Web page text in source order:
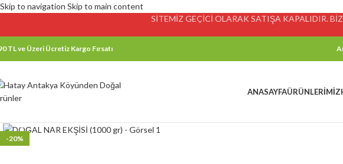
Skip to navigation Skip to main content
SİTEMİZ GEÇİCİ OLARAK SATIŞA KAPALIDIR.
TL ve Üzeri Ücretiz Kargo Fırsatı
ANASAYFAÜRÜNLERIMIZ
-20%